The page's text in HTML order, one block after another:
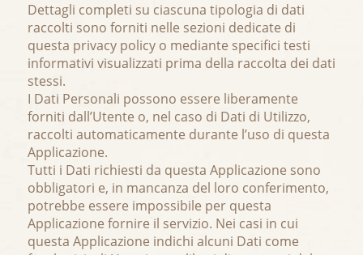
Dettagli completi su ciascuna tipologia di dati
raccolti sono forniti nelle sezioni dedicate di
questa privacy policy o mediante specifici testi
informativi visualizzati prima della raccolta dei dati
stessi.
I Dati Personali possono essere liberamente
forniti dall’Utente o, nel caso di Dati di Utilizzo,
raccolti automaticamente durante l’uso di questa
Applicazione.
Tutti i Dati richiesti da questa Applicazione sono
obbligatori e, in mancanza del loro conferimento,
potrebbe essere impossibile per questa
Applicazione fornire il servizio. Nei casi in cui
questa Applicazione indichi alcuni Dati come